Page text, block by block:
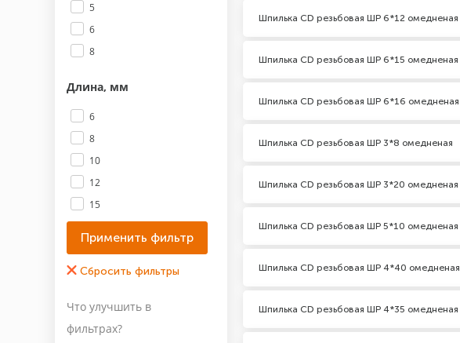
5
6
8
Длина, мм
6
8
10
12
15
20
25
Покрытие
Что улучшить в
фильтрах?
Шпилька CD резьбовая ШР 6*12 омедненая
Шпилька CD резьбовая ШР 6*15 омедненая
Шпилька CD резьбовая ШР 6*16 омедненая
Шпилька CD резьбовая ШР 3*8 омедненая
Шпилька CD резьбовая ШР 3*20 омедненая
Шпилька CD резьбовая ШР 5*10 омедненая
Шпилька CD резьбовая ШР 4*40 омедненая
Шпилька CD резьбовая ШР 4*35 омедненая